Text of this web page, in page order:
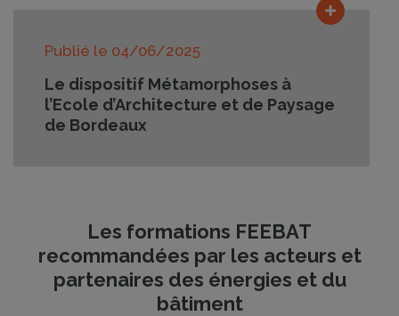
Publié le 04/06/2025
Le dispositif Métamorphoses à
l’Ecole d’Architecture et de Paysage
de Bordeaux
Lire la
Les formations FEEBAT
recommandées par les acteurs et
partenaires des énergies et du
bâtiment